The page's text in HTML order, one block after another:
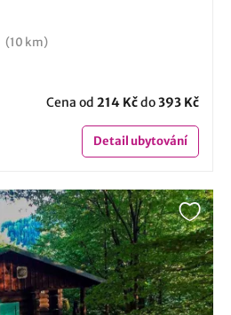
(10 km)
Cena od 214 Kčdo393 Kč
Detailubytování